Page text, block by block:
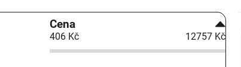
P
o
s
t
Cena
406 Kč 12757 Kč